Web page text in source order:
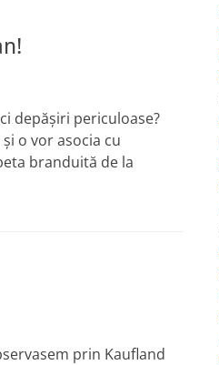
depășiri periculoase?
o vor asocia cu
branduită de la
prin Kaufland